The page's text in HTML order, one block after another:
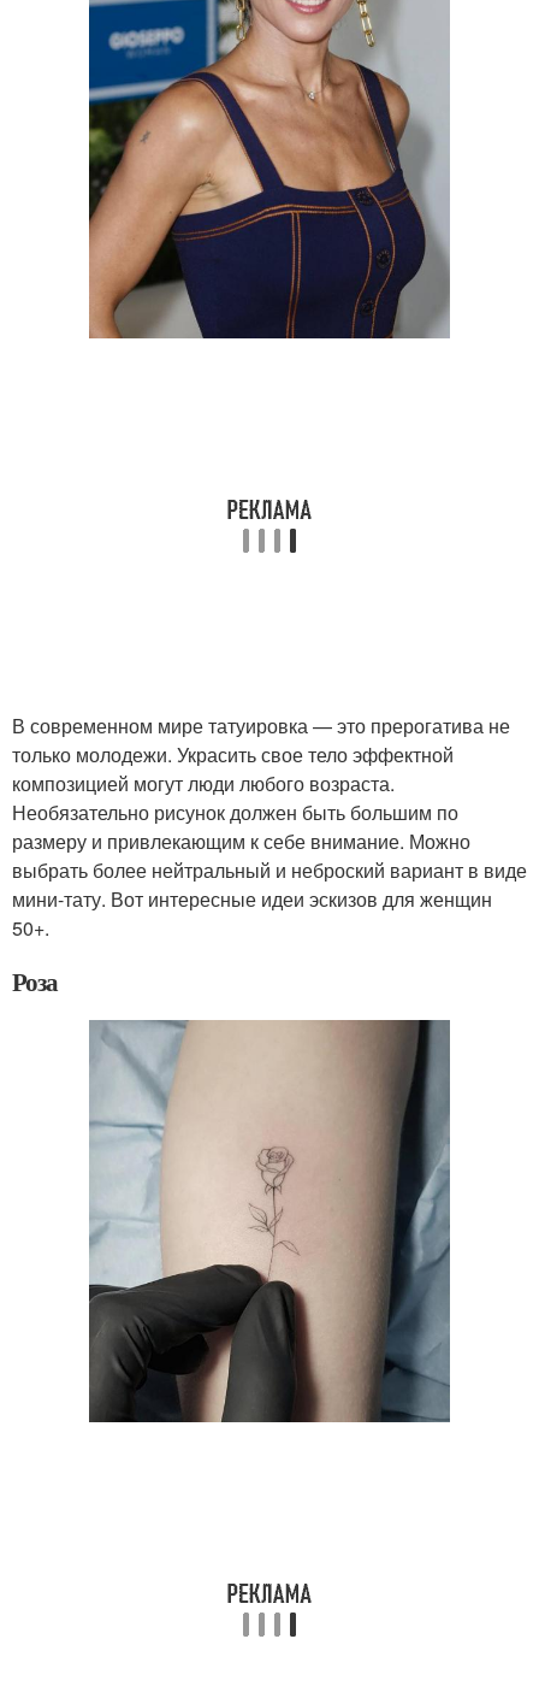
В современном мире татуировка — это прерогатива не
только молодежи. Украсить свое тело эффектной
композицией могут люди любого возраста.
Необязательно рисунок должен быть большим по
размеру и привлекающим к себе внимание. Можно
выбрать более нейтральный и неброский вариант в виде
мини-тату. Вот интересные идеи эскизов для женщин
50+.
Роза